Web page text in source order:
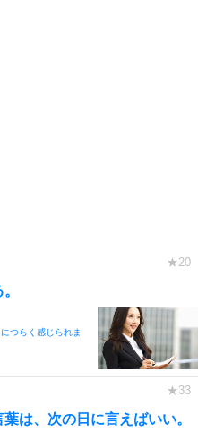
つらく感じられま
は、次の日に言えばいい。